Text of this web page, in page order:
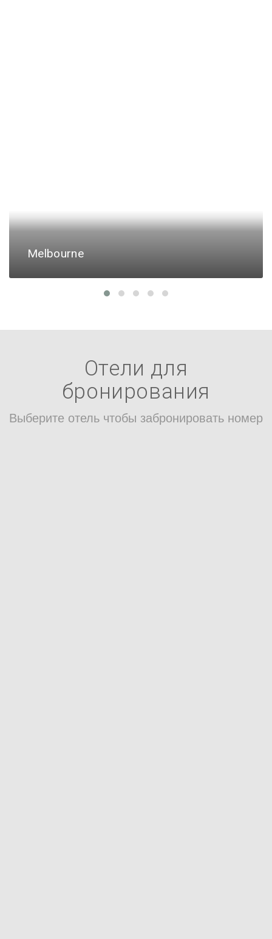
Melbourne
Отели для
бронирования
Выберите отель чтобы забронировать номер